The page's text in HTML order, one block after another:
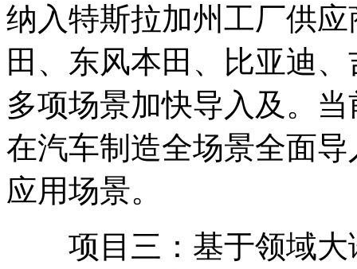
纳入特斯拉加州工厂供
田、东风本田、比亚迪
多项场景加快导入及。
在汽车制造全场景全面
应用场景。
项目三：基于领域大